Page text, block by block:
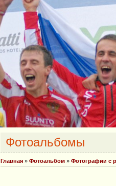
Фотоальбомы
Главная » Фотоальбом » Фотографии с